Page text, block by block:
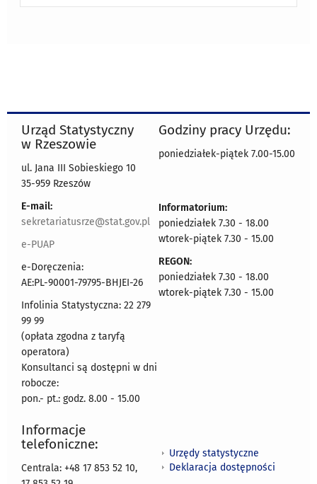
Urząd Statystyczny
w Rzeszowie
ul. Jana III Sobieskiego 10
35-959 Rzeszów
E-mail:
sekretariatusrze@stat.gov.pl
e-PUAP
e-Doręczenia:
AE:PL-90001-79795-BHJEI-26
Infolinia Statystyczna: 22 279
99 99
(opłata zgodna z taryfą
operatora)
Konsultanci są dostępni w dni
robocze:
pon.- pt.: godz. 8.00 - 15.00
Godziny pracy Urzędu:
poniedziałek-piątek 7.00-15.00
Informatorium:
poniedziałek 7.30 - 18.00
wtorek-piątek 7.30 - 15.00
REGON:
poniedziałek 7.30 - 18.00
wtorek-piątek 7.30 - 15.00
Informacje
telefoniczne:
Centrala: +48 17 853 52 10,
Urzędy statystyczne
Deklaracja dostępności